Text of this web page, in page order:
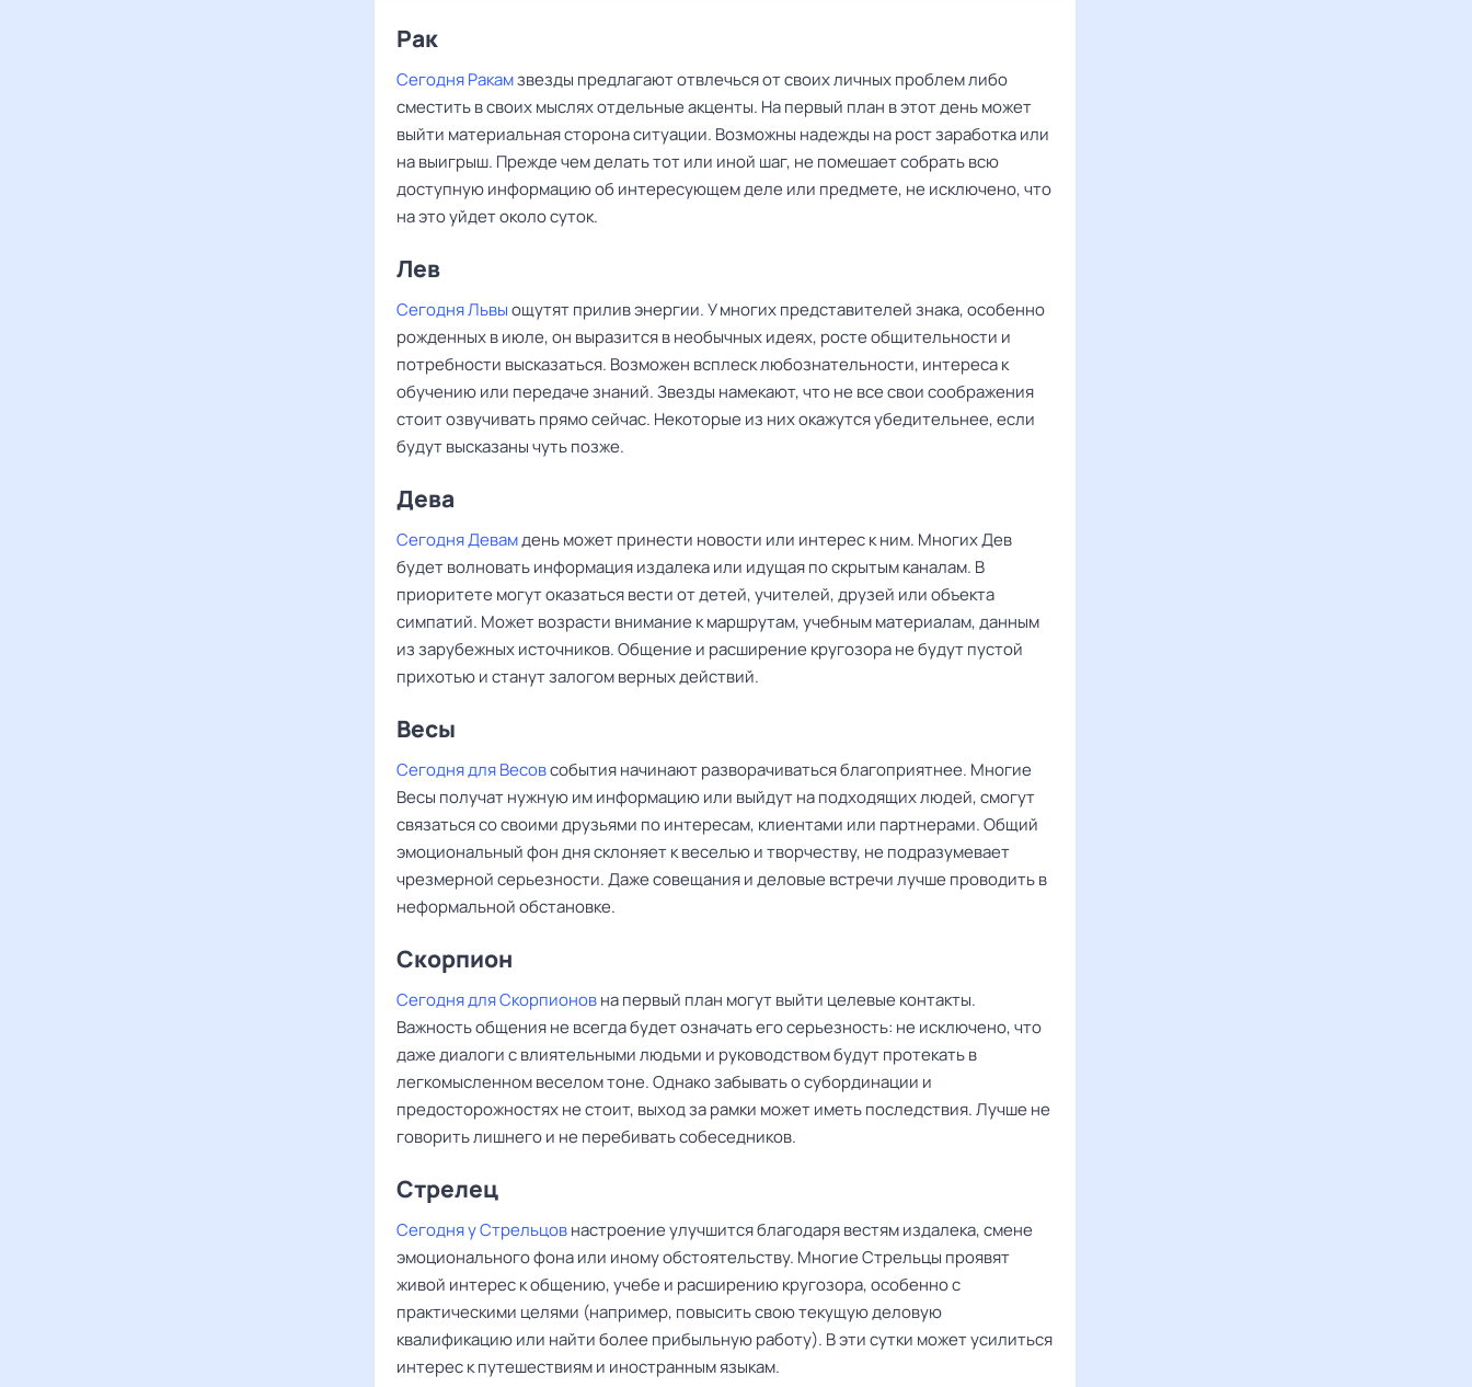
Рак ‌‌
Сегодня Ракамзвезды предлагают отвлечься от своих личных проблем либо
сместить в своих мыслях отдельные акценты. На первый план в этот день может
выйти материальная сторона ситуации. Возможны надежды на рост заработка или
на выигрыш. Прежде чем делать тот или иной шаг, не помешает собрать всю
доступную информацию об интересующем деле или предмете, не исключено, что
на это уйдет около суток.
Лев ‌‌
Сегодня Львыощутят прилив энергии. У многих представителей знака, особенно
рожденных в июле, он выразится в необычных идеях, росте общительности и
потребности высказаться. Возможен всплеск любознательности, интереса к
обучению или передаче знаний. Звезды намекают, что не все свои соображения
стоит озвучивать прямо сейчас. Некоторые из них окажутся убедительнее, если
будут высказаны чуть позже.
Дева ‌‌
Сегодня Девамдень может принести новости или интерес к ним. Многих Дев
будет волновать информация издалека или идущая по скрытым каналам. В
приоритете могут оказаться вести от детей, учителей, друзей или объекта
симпатий. Может возрасти внимание к маршрутам, учебным материалам, данным
из зарубежных источников. Общение и расширение кругозора не будут пустой
прихотью и станут залогом верных действий.
Весы ‌‌
Сегодня для Весовсобытия начинают разворачиваться благоприятнее. Многие
Весы получат нужную им информацию или выйдут на подходящих людей, смогут
связаться со своими друзьями по интересам, клиентами или партнерами. Общий
эмоциональный фон дня склоняет к веселью и творчеству, не подразумевает
чрезмерной серьезности. Даже совещания и деловые встречи лучше проводить в
неформальной обстановке.
Скорпион
Сегодня для Скорпионовна первый план могут выйти целевые контакты.
Важность общения не всегда будет означать его серьезность: не исключено, что
даже диалоги с влиятельными людьми и руководством будут протекать в
легкомысленном веселом тоне. Однако забывать о субординации и
предосторожностях не стоит, выход за рамки может иметь последствия. Лучше не
говорить лишнего и не перебивать собеседников.
Стрелец
Сегодня у Стрельцовнастроение улучшится благодаря вестям издалека, смене
эмоционального фона или иному обстоятельству. Многие Стрельцы проявят
живой интерес к общению, учебе и расширению кругозора, особенно с
практическими целями (например, повысить свою текущую деловую
квалификацию или найти более прибыльную работу). В эти сутки может усилиться
интерес к путешествиям и иностранным языкам.